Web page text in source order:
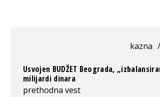
kazna /
Usvojen BUDŽET Beograda,
milijardi dinara
prethodna vest